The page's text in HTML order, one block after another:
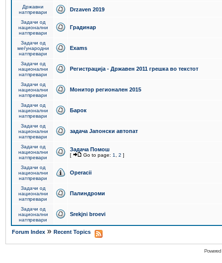
Државни
натпревари
Drzaven 2019
Задачи од
национални
натпревари
Градинар
Задачи од
меѓународни
натпревари
Exams
Задачи од
национални
натпревари
Регистрација - Државен 2011 грешка во текстот
Задачи од
национални
натпревари
Монитор регионален 2015
Задачи од
национални
натпревари
Барок
Задачи од
национални
натпревари
задача Јапонски автопат
Задачи од
национални
натпревари
Задача Помош
[ Go to page: 1 2 ]
Задачи од
национални
натпревари
Operacii
Задачи од
национални
натпревари
Палиндроми
Задачи од
национални
натпревари
Srekjni broevi
Forum Index » Recent Topics